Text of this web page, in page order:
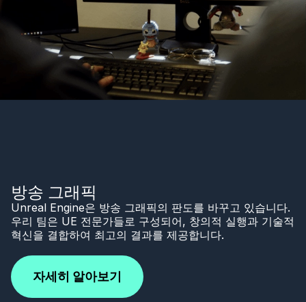
방송 그래픽
Unreal Engine은 방송 그래픽의 판도를 바꾸고 있습니다.
우리 팀은 UE 전문가들로 구성되어, 창의적 실행과 기술적
혁신을 결합하여 최고의 결과를 제공합니다.
자세히 알아보기